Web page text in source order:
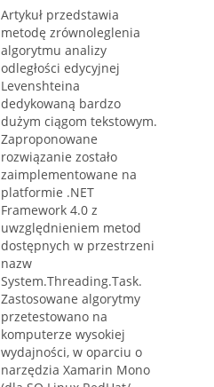
Artykuł przedstawia
metodę zrównoleglenia
algorytmu analizy
odległości edycyjnej
Levenshteina
dedykowaną bardzo
dużym ciągom tekstowym.
Zaproponowane
rozwiązanie zostało
zaimplementowane na
platformie .NET
Framework 4.0 z
uwzględnieniem metod
dostępnych w przestrzeni
nazw
System.Threading.Task.
Zastosowane algorytmy
przetestowano na
komputerze wysokiej
wydajności, w oparciu o
narzędzia Xamarin Mono